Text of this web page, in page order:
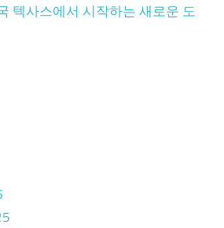
텍사스에서 시작하는 새로운 도